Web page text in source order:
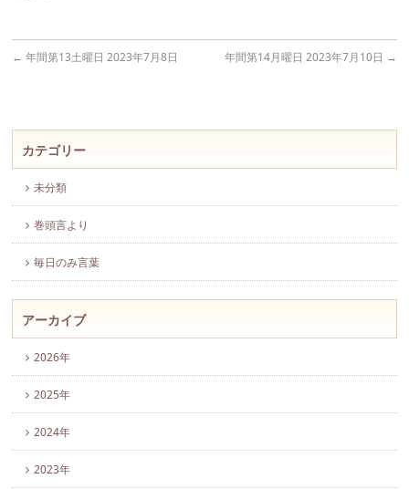
← 年間第13土曜日 2023年7月8日 年間第14月曜日 2023年7月10日 →
カテゴリー
未分類
巻頭言より
毎日のみ言葉
アーカイブ
2026年
2025年
2024年
2023年